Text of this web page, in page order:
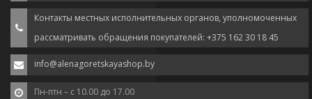
Контакты местных исполнительных органов, уполномоченных
рассматривать обращения покупателей: +375 162 30 18 45
info@alenagoretskayashop.by
Пн-птн – с 10.00 до 17.00